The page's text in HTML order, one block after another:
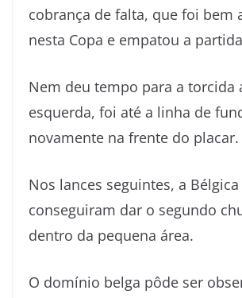
cobrança de falta, que foi bem
nesta Copa e empatou a
Nem deu tempo para a torcida
esquerda, foi até a linha de
novamente na frente do placar.
Nos lances seguintes, a
conseguiram dar o segundo
dentro da pequena área.
O domínio belga pôde ser